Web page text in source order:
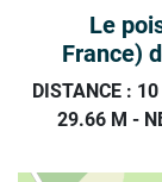
Le
France)
DISTANCE :
29.66 M -